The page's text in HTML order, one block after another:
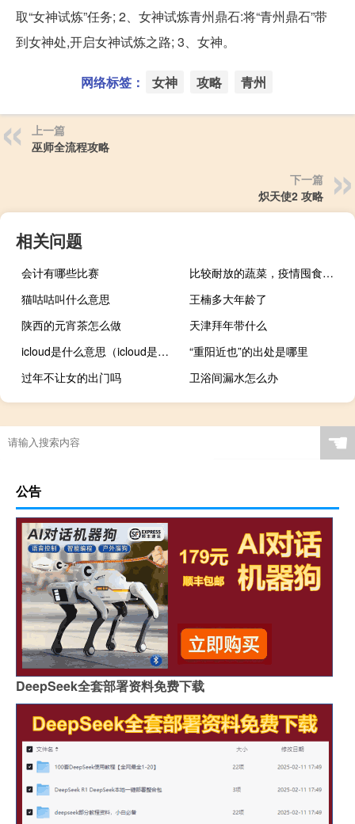
取“女神试炼”任务; 2、女神试炼青州鼎石:将“青州鼎石”带
到女神处,开启女神试炼之路; 3、女神。
网络标签： 女神 攻略 青州
上一篇
巫师全流程攻略
下一篇
炽天使2 攻略
相关问题
会计有哪些比赛
比较耐放的蔬菜，疫情囤食物清单
猫咕咕叫什么意思
王楠多大年龄了
陕西的元宵茶怎么做
天津拜年带什么
icloud是什么意思（icloud是什么）
“重阳近也”的出处是哪里
过年不让女的出门吗
卫浴间漏水怎么办
☚
公告
DeepSeek全套部署资料免费下载